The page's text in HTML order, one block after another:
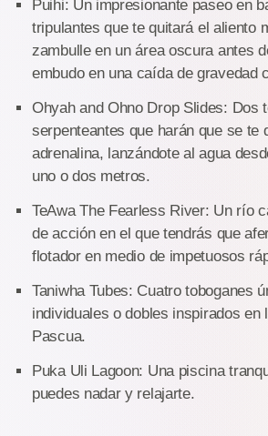
Puihi: Un impresionante paseo en
tripulantes que te quitará el aliento
zambulle en un área oscura antes
embudo en una caída de gravedad
Ohyah and Ohno Drop Slides: Dos
serpenteantes que harán que se te
adrenalina, lanzándote al agua
uno o dos metros.
TeAwa The Fearless River: Un río
de acción en el que tendrás que
flotador en medio de impetuosos
Taniwha Tubes: Cuatro toboganes
individuales o dobles inspirados en
Pascua.
Puka Uli Lagoon: Una piscina
puedes nadar y relajarte.